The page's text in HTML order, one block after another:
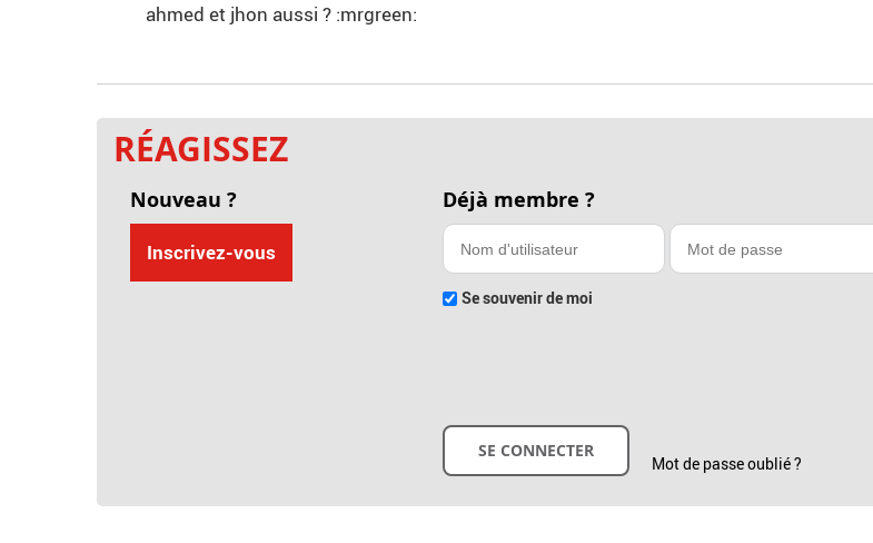
ahmed et jhon aussi ? :mrgreen:
RÉAGISSEZ
Nouveau ?
Inscrivez-vous
Déjà membre ?
Se souvenir de moi
Mot de passe oublié ?